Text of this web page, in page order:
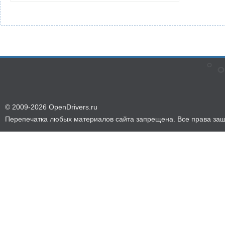
© 2009-2026 OpenDrivers.ru
Перепечатка любых материалов сайта запрещена. Все права